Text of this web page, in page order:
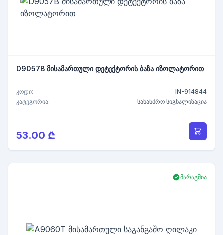
D9057B მისამართული დეტექტორის ბაზა იზოლატორით
კოდი:
IN-914844
კატეგორია:
სახანძრო სიგნალიზაცია
53.00 ₾
მარაგშია